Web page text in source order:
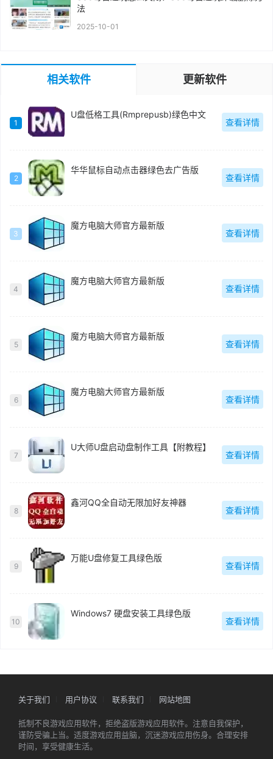
法
2025-10-01
相关软件 更新软件
1
U盘低格工具(Rmprepusb)绿色中文
查看详情
2
华华鼠标自动点击器绿色去广告版
查看详情
3
魔方电脑大师官方最新版
查看详情
4
魔方电脑大师官方最新版
查看详情
5
魔方电脑大师官方最新版
查看详情
6
魔方电脑大师官方最新版
查看详情
7
U大师U盘启动盘制作工具【附教程】
查看详情
8
鑫河QQ全自动无限加好友神器
查看详情
9
万能U盘修复工具绿色版
查看详情
10
Windows7 硬盘安装工具绿色版
查看详情
关于我们 用户协议 联系我们 网站地图
抵制不良游戏应用软件，拒绝盗版游戏应用软件。注意自我保护，
谨防受骗上当。适度游戏应用益脑，沉迷游戏应用伤身。合理安排
时间，享受健康生活。